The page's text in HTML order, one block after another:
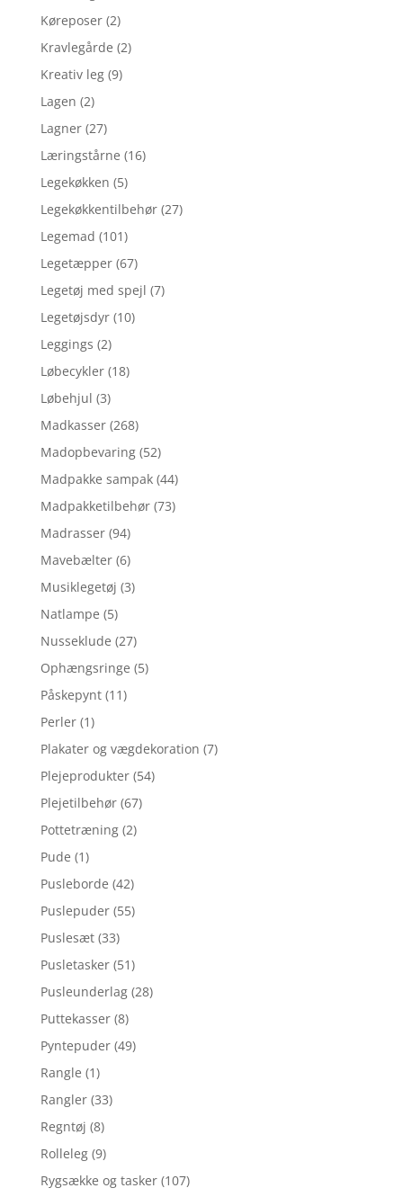
Køreposer (2)
Kravlegårde (2)
Kreativ leg (9)
Lagen (2)
Lagner (27)
Læringstårne (16)
Legekøkken (5)
Legekøkkentilbehør (27)
Legemad (101)
Legetæpper (67)
Legetøj med spejl (7)
Legetøjsdyr (10)
Leggings (2)
Løbecykler (18)
Løbehjul (3)
Madkasser (268)
Madopbevaring (52)
Madpakke sampak (44)
Madpakketilbehør (73)
Madrasser (94)
Mavebælter (6)
Musiklegetøj (3)
Natlampe (5)
Nusseklude (27)
Ophængsringe (5)
Påskepynt (11)
Perler (1)
Plakater og vægdekoration (7)
Plejeprodukter (54)
Plejetilbehør (67)
Pottetræning (2)
Pude (1)
Pusleborde (42)
Puslepuder (55)
Puslesæt (33)
Pusletasker (51)
Pusleunderlag (28)
Puttekasser (8)
Pyntepuder (49)
Rangle (1)
Rangler (33)
Regntøj (8)
Rolleleg (9)
Rygsække og tasker (107)